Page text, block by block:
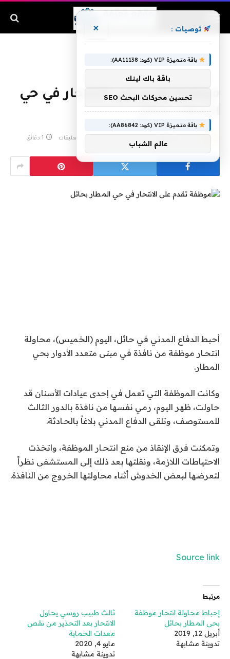
موظفة تقدم على الانتحار في حي
المطار بحائل
لا توجد تعليقات 1 دقائق
أحبط الدفاع المدني في حائل، اليوم (الخميس)، محاولة
انتحـار موظفة من نافذة في مبنى متعدد الأدوار بحي
المطار.
وكانت الموظفة التي تعمل في إحدى عيادات الأسنان قد
حاولت، ظهر اليوم، رمي نفسها من نافذة بالدور الثالث
للمستوصف، وتلقى الدفاع المدني بلاغاً بالحـادثة.
وتمكنت فرق الإنقاذ من منع انتحـار الموظفة، واتخذت
الاحتياطات اللازمة، ونقلتها بعد ذلك إلى المستشفى نظراً
لتعرضها لبعض الخدوش أثناء محاولتها الخروج من النافذة.
Source link
مرتبط
إحباط محاولة انتحار موظفة
بحي المطار بحائل
أبريل 12, 2019
تدوينة مشابهة
ثالث طبيب روسي يحاول
الانتحار بعد التحذير من نقص
معدات الحماية
مايو 4, 2020
تدوينة مشابهة
توصيات : ×
باقة متميزة VIP (كود: AA11138):
باقة باك لينك
تحسين محركات البحث SEO
باقة متميزة VIP (كود: AA86842):
عالم الشباب